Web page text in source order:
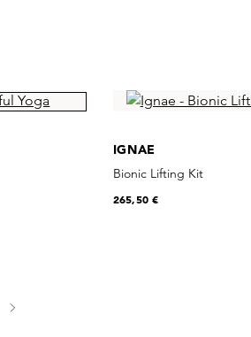
IGNAE
Bionic Lifting Kit
265,50 €